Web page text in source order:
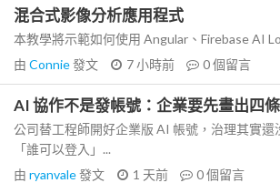
混合式影像分析應用程式
本教學將示範如何使用 Angular、Firebase AI
由 Connie發文 7 小時前 0個留言
AI 協作不是發帳號：企業要先畫出四
公司替工程師開好企業版 AI 帳號，治理其實還
「誰可以登入」...
由 ryanvale發文 1 天前 0個留言